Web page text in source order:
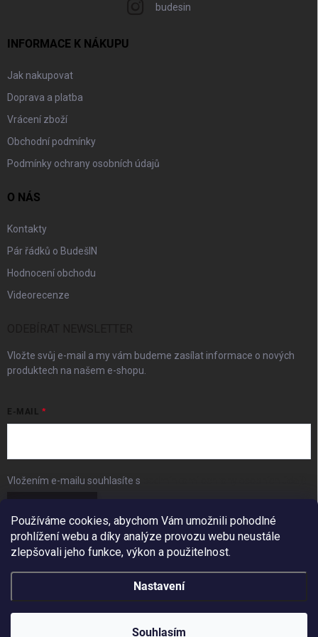
Používáme cookies, abychom Vám umožnili pohodlné
prohlížení webu a díky analýze provozu webu neustále
zlepšovali jeho funkce, výkon a použitelnost.
Nastavení
Souhlasím
budesin
INFORMACE K NÁKUPU
Jak nakupovat
Doprava a platba
Vrácení zboží
Obchodní podmínky
Podmínky ochrany osobních údajů
O NÁS
Kontakty
Pár řádků o BudešIN
Hodnocení obchodu
Videorecenze
Vložte svůj e-mail a my vám budeme zasílat informace o nových
produktech na našem e-shopu.
E-MAIL
Vložením e-mailu souhlasíte s
FACEBOOK
Copyright 2026BudešIN. Všechna práva vyhrazena.
Redesign by Filipesmedia 🧡